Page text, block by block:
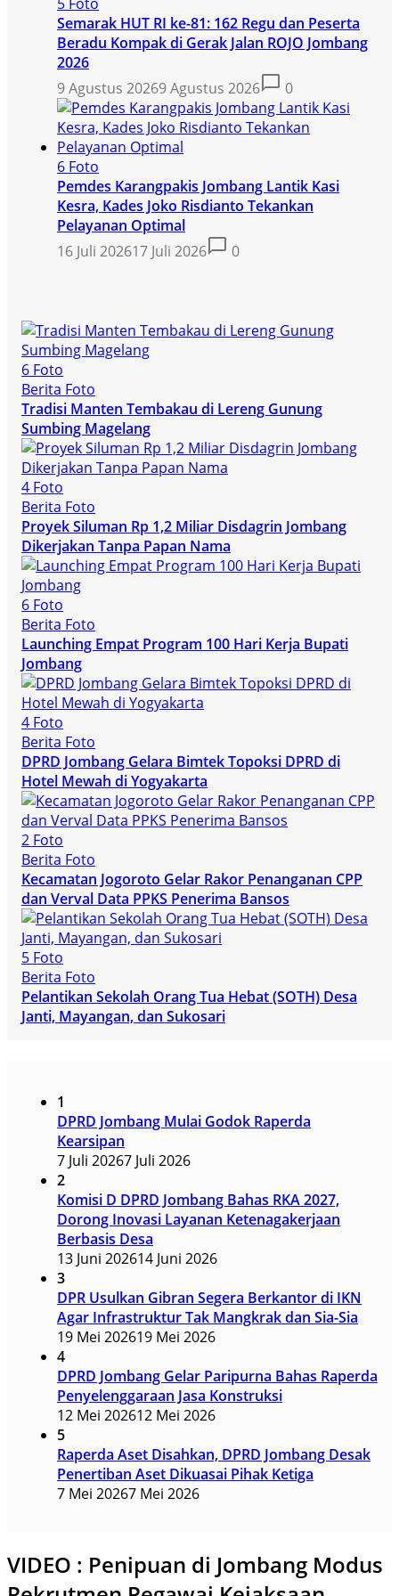
Semarak HUT RI ke-81: 162 Regu dan Peserta
Beradu Kompak di Gerak Jalan ROJO Jombang
2026
9 Agustus 20269 Agustus 2026 0
6 Foto
Pemdes Karangpakis Jombang Lantik Kasi
Kesra, Kades Joko Risdianto Tekankan
Pelayanan Optimal
16 Juli 202617 Juli 2026 0
6 Foto
Berita Foto
Tradisi Manten Tembakau di Lereng Gunung
Sumbing Magelang
4 Foto
Berita Foto
Proyek Siluman Rp 1,2 Miliar Disdagrin Jombang
Dikerjakan Tanpa Papan Nama
6 Foto
Berita Foto
Launching Empat Program 100 Hari Kerja Bupati
Jombang
4 Foto
Berita Foto
DPRD Jombang Gelara Bimtek Topoksi DPRD di
Hotel Mewah di Yogyakarta
2 Foto
Berita Foto
Kecamatan Jogoroto Gelar Rakor Penanganan CPP
dan Verval Data PPKS Penerima Bansos
5 Foto
Berita Foto
Pelantikan Sekolah Orang Tua Hebat (SOTH) Desa
Janti, Mayangan, dan Sukosari
1
DPRD Jombang Mulai Godok Raperda
Kearsipan
7 Juli 20267 Juli 2026
2
Komisi D DPRD Jombang Bahas RKA 2027,
Dorong Inovasi Layanan Ketenagakerjaan
Berbasis Desa
13 Juni 202614 Juni 2026
3
DPR Usulkan Gibran Segera Berkantor di IKN
Agar Infrastruktur Tak Mangkrak dan Sia-Sia
19 Mei 202619 Mei 2026
4
DPRD Jombang Gelar Paripurna Bahas Raperda
Penyelenggaraan Jasa Konstruksi
12 Mei 202612 Mei 2026
5
Raperda Aset Disahkan, DPRD Jombang Desak
Penertiban Aset Dikuasai Pihak Ketiga
7 Mei 20267 Mei 2026
VIDEO : Penipuan di Jombang Modus